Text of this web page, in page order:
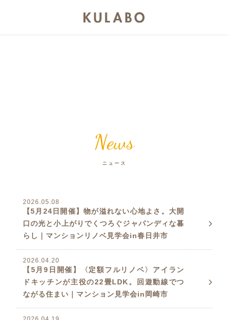
News
ニュース
2026.05.08
【5月24日開催】物が溢れない心地よさ。大開
口の光と小上がりでくつろぐジャパンディな暮
らし｜マンションリノベ見学会in春日井市
2026.04.20
【5月9日開催】〈定額フルリノベ〉アイラン
ドキッチンが主役の22畳LDK。回遊動線でつ
ながる住まい｜マンション見学会in岡崎市